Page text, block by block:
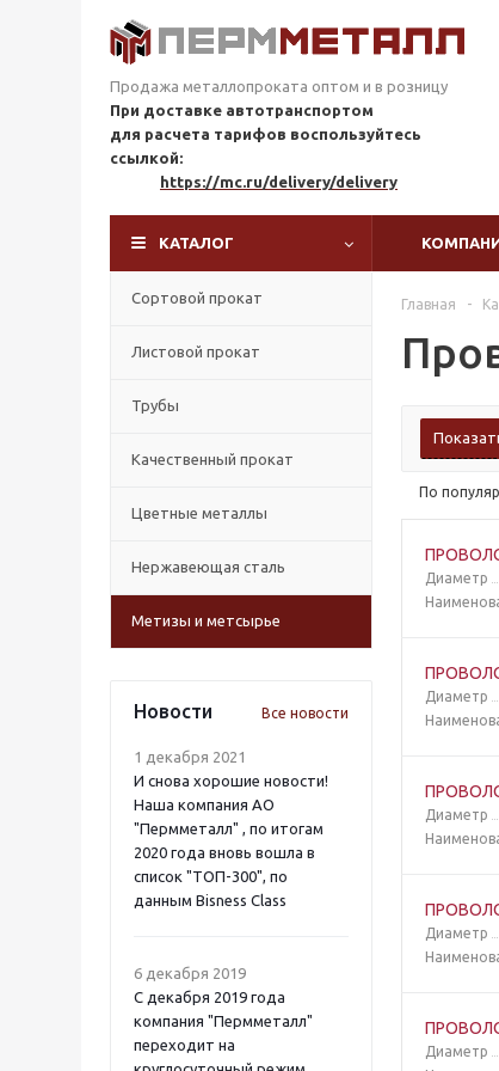
Продажа металлопроката оптом и в розницу
При доставке автотранспортом
для расчета тарифов воспользуйтесь
ссылкой:
https://mc.ru/delivery/delivery
КАТАЛОГ
Сортовой прокат
Листовой прокат
Трубы
Качественный прокат
Цветные металлы
Нержавеющая сталь
Метизы и метсырье
Новости Все новости
1 декабря 2021
И снова хорошие новости!
Наша компания АО
"Пермметалл" , по итогам
2020 года вновь вошла в
список "ТОП-300", по
данным Bisness Class
6 декабря 2019
С декабря 2019 года
компания "Пермметалл"
переходит на
Главная -
По
Диаметр
Диаметр
Диаметр
Диаметр
Диаметр